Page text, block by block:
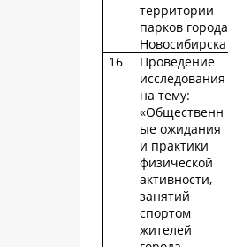
территории
парков города
Новосибирска
16
Проведение
исследования
на тему:
«Общественн
ые ожидания
и практики
физической
активности,
занятий
спортом
жителей